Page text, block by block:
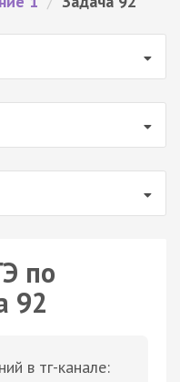
по
92
в тг-канале: